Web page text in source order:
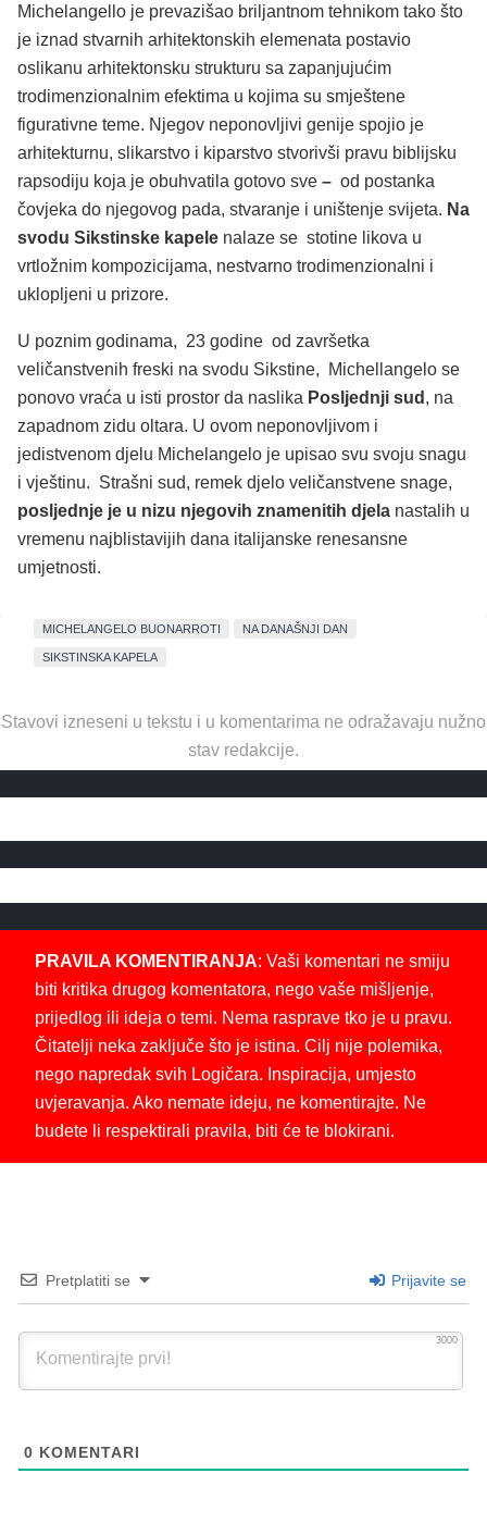
Michelangello je prevazišao briljantnom tehnikom tako što
je iznad stvarnih arhitektonskih elemenata postavio
oslikanu arhitektonsku strukturu sa zapanjujućim
trodimenzionalnim efektima u kojima su smještene
figurativne teme. Njegov neponovljivi genije spojio je
arhitekturnu, slikarstvo i kiparstvo stvorivši pravu biblijsku
rapsodiju koja je obuhvatila gotovo sve – od postanka
čovjeka do njegovog pada, stvaranje i uništenje svijeta. Na
svodu Sikstinske kapele nalaze se stotine likova u
vrtložnim kompozicijama, nestvarno trodimenzionalni i
uklopljeni u prizore.
U poznim godinama, 23 godine od završetka
veličanstvenih freski na svodu Sikstine, Michellangelo se
ponovo vraća u isti prostor da naslika Posljednji sud , na
zapadnom zidu oltara. U ovom neponovljivom i
jedistvenom djelu Michelangelo je upisao svu svoju snagu
i vještinu. Strašni sud, remek djelo veličanstvene snage,
posljednje je u nizu njegovih znamenitih djela nastalih u
vremenu najblistavijih dana italijanske renesansne
umjetnosti.
MICHELANGELO BUONARROTI NA DANAŠNJI DAN
SIKSTINSKA KAPELA
Stavovi izneseni u tekstu i u komentarima ne odražavaju nužno
stav redakcije.
PRAVILA KOMENTIRANJA: Vaši komentari ne smiju
biti kritika drugog komentatora, nego vaše mišljenje,
prijedlog ili ideja o temi. Nema rasprave tko je u pravu.
Čitatelji neka zaključe što je istina. Cilj nije polemika,
nego napredak svih Logičara. Inspiracija, umjesto
uvjeravanja. Ako nemate ideju, ne komentirajte. Ne
budete li respektirali pravila, biti će te blokirani.
Pretplatiti se Prijavite se
3000
0 KOMENTARI